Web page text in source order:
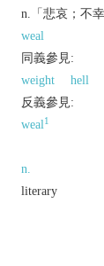
n.「悲哀；不
weal
同義參見:
weight
hell
反義參見:
weal1
n.
literary